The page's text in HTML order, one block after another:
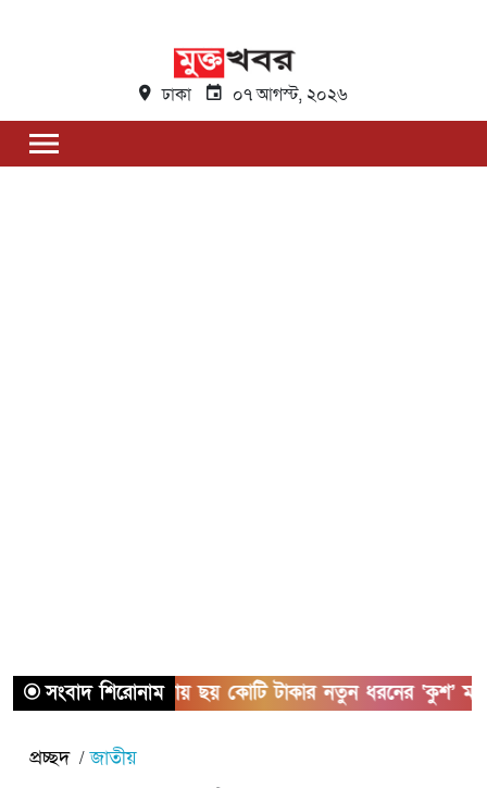
ঢাকা ০৭ আগস্ট, ২০২৬
সংবাদ শিরোনাম
সাতক্ষীরায় ছয় কোটি টাকার নতুন ধরনের ‘কুশ’ মাদকসহ
প্রচ্ছদ জাতীয়